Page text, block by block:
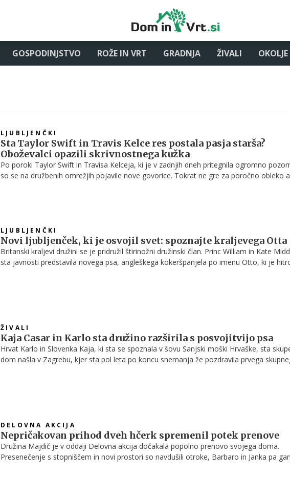
GOSPODINJSTVO ROŽE IN VRT GRADNJA ŽIVALI OKOLJE
LJUBLJENČKI
Sta Taylor Swift in Travis Kelce res postala pasja starša?
Oboževalci opazili skrivnostnega kužka
Po poroki Taylor Swift in Travisa Kelceja, ki je v zadnjih dneh pritegnila ogromno
so se na družbenih omrežjih pojavile nove govorice. Tokrat ne gre za poročno obleko
LJUBLJENČKI
Novi ljubljenček, ki je osvojil svet: spoznajte kraljevega Otta
Britanski kraljevi družini se je pridružil štirinožni družinski član. Princ William in Kate
sta javnosti predstavila novega psa, angleškega kokeršpanjela po imenu Otto, ki je
ŽIVALI
Kaja Casar in Karlo sta družino razširila s posvojitvijo psa
Hrvat Karlo in Slovenka Kaja, ki sta se spoznala v šovu Sanjski moški Hrvaške, sta
dom našla v Zagrebu, kjer sta pol leta po koncu snemanja že pozdravila prvega
DELOVNA AKCIJA
Nepričakovan prihod dveh hčerk spremenil potek prenove
Družina Majdič je v oddaji Delovna akcija dočakala popolno prenovo svojega doma.
Presenečenje s stopniščem in novi prostori so navdušili otroke, Barbaro in Janka pa